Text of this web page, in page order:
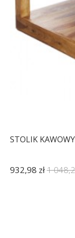
STOLIK
932,98 zł1